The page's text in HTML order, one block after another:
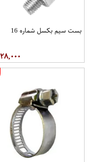
بست سیم بکسل شماره 16
۲۸,۰۰۰